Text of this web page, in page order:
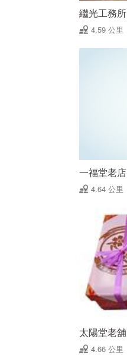
繼光工務所
4.59 公里
一福堂老店
4.64 公里
太陽堂老舖
4.66 公里